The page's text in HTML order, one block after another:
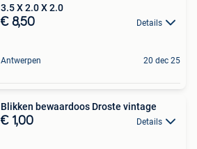
3.5 X 2.0 X 2.0
€ 8,50 Details
Antwerpen 20 dec 25
Blikken bewaardoos Droste vintage
€ 1,00 Details